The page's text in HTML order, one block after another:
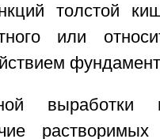
толстой
или
выработки